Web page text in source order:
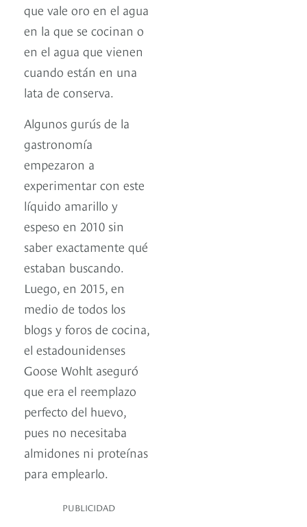
que vale oro en el agua
en la que se cocinan o
en el agua que vienen
cuando están en una
lata de conserva.
Algunos gurús de la
gastronomía
empezaron a
experimentar con este
líquido amarillo y
espeso en 2010 sin
saber exactamente qué
estaban buscando.
Luego, en 2015, en
medio de todos los
blogs y foros de cocina,
el estadounidenses
Goose Wohlt aseguró
que era el reemplazo
perfecto del huevo,
pues no necesitaba
almidones ni proteínas
para emplearlo.
PUBLICIDAD